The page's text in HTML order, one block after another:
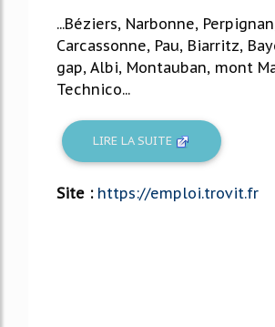
...Béziers, Narbonne,
Carcassonne, Pau, Biarritz,
gap, Albi, Montauban, mont
Technico...
LIRE LA SUITE
Site : https://emploi.trovit.fr